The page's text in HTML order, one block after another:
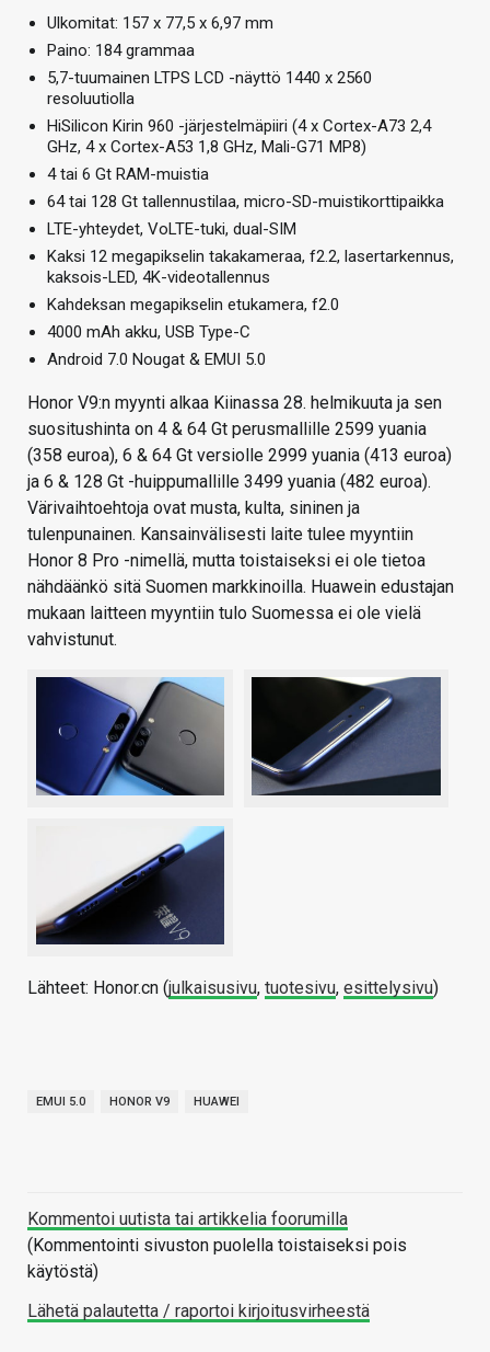
Ulkomitat: 157 x 77,5 x 6,97 mm
Paino: 184 grammaa
5,7-tuumainen LTPS LCD -näyttö 1440 x 2560
resoluutiolla
HiSilicon Kirin 960 -järjestelmäpiiri (4 x Cortex-A73 2,4
GHz, 4 x Cortex-A53 1,8 GHz, Mali-G71 MP8)
4 tai 6 Gt RAM-muistia
64 tai 128 Gt tallennustilaa, micro-SD-muistikorttipaikka
LTE-yhteydet, VoLTE-tuki, dual-SIM
Kaksi 12 megapikselin takakameraa, f2.2, lasertarkennus,
kaksois-LED, 4K-videotallennus
Kahdeksan megapikselin etukamera, f2.0
4000 mAh akku, USB Type-C
Android 7.0 Nougat & EMUI 5.0
Honor V9:n myynti alkaa Kiinassa 28. helmikuuta ja sen
suositushinta on 4 & 64 Gt perusmallille 2599 yuania
(358 euroa), 6 & 64 Gt versiolle 2999 yuania (413 euroa)
ja 6 & 128 Gt -huippumallille 3499 yuania (482 euroa).
Värivaihtoehtoja ovat musta, kulta, sininen ja
tulenpunainen. Kansainvälisesti laite tulee myyntiin
Honor 8 Pro -nimellä, mutta toistaiseksi ei ole tietoa
nähdäänkö sitä Suomen markkinoilla. Huawein edustajan
mukaan laitteen myyntiin tulo Suomessa ei ole vielä
vahvistunut.
Lähteet: Honor.cn (julkaisusivu, tuotesivu, esittelysivu)
EMUI 5.0 HONOR V9 HUAWEI
Kommentoi uutista tai artikkelia foorumilla
(Kommentointi sivuston puolella toistaiseksi pois
käytöstä)
Lähetä palautetta / raportoi kirjoitusvirheestä